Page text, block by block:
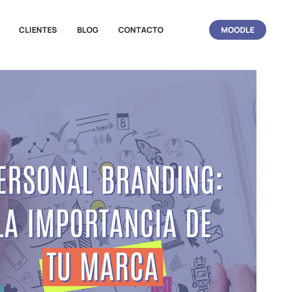
CLIENTES BLOG CONTACTO MOODLE